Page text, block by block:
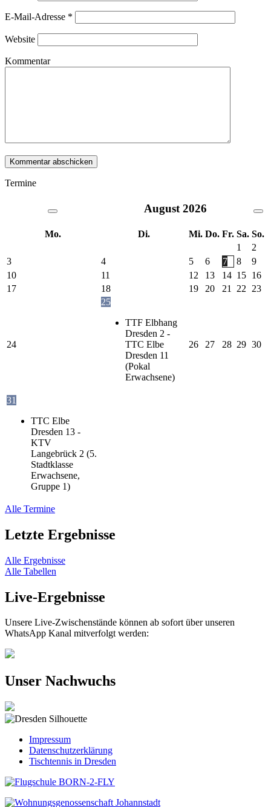
E-Mail-Adresse *
Website
Kommentar
Termine
August 2026
Mo. Di. Mi. Do. Fr. Sa. So.
1
2
3
4 5 6 7 8
9
10
11 12 13 14 15 16
17
18 19 20 21 22 23
24
25
TTF Elbhang
Dresden 2 -
TTC Elbe
Dresden 11
(Pokal
Erwachsene)
26 27 28 29 30
31
TTC Elbe
Dresden 13 -
KTV
Langebrück 2 (5.
Stadtklasse
Erwachsene,
Gruppe 1)
Alle Termine
Letzte Ergebnisse
Alle Ergebnisse
Alle Tabellen
Live-Ergebnisse
Unsere Live-Zwischenstände können ab sofort über unseren
WhatsApp Kanal mitverfolgt werden:
Unser Nachwuchs
Impressum
Datenschutzerklärung
Tischtennis in Dresden